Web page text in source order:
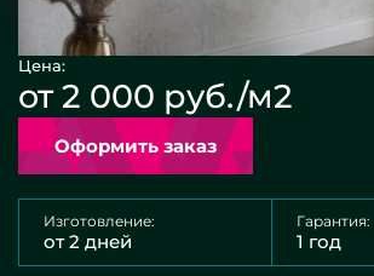
Цена:
от 2 000 руб./м2
Оформить заказ
Изготовление:
от 2 дней
Гарантия:
1 год